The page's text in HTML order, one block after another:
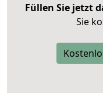
Füllen Sie jetzt
Sie